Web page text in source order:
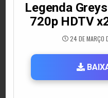
Legenda
720p HDTV
24 DE MARÇO